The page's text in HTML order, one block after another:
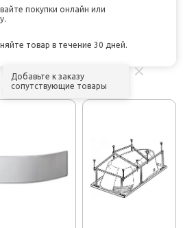
покупки онлайн или
товар в течение 30 дней.
Добавьте к заказу
сопутствующие товары